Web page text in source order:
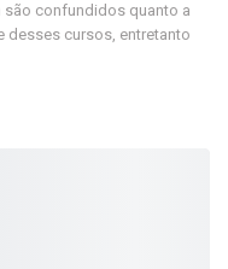
são confundidos quanto a
desses cursos, entretanto